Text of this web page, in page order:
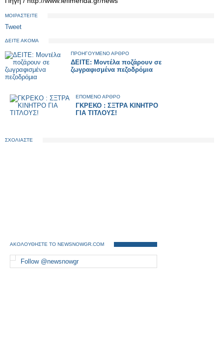
ΜΟΙΡΑΣΤΕΙΤΕ
Tweet
ΔΕΙΤΕ ΑΚΟΜΑ
ΠΡΟΗΓΟΥΜΕΝΟ ΑΡΘΡΟ
ΔΕΙΤΕ: Μοντέλα ποζάρουν σε
ζωγραφισμένα πεζοδρόμια
ΕΠΟΜΕΝΟ ΑΡΘΡΟ
ΓΚΡΕΚΟ : ΣΞΤΡΑ ΚΙΝΗΤΡΟ
ΓΙΑ ΤΙΤΛΟΥΣ!
ΣΧΟΛΙΑΣΤΕ
ΑΚΟΛΟΥΘΗΣΤΕ ΤΟ NEWSNOWGR.COM
Follow @newsnowgr